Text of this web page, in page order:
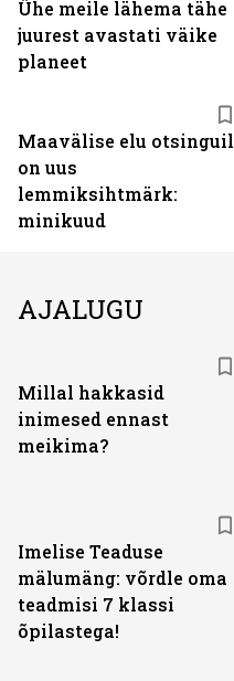
Ühe meile lähema tähe
juurest avastati väike
planeet
Maavälise elu otsinguil
on uus
lemmiksihtmärk:
minikuud
AJALUGU
Millal hakkasid
inimesed ennast
meikima?
Imelise Teaduse
mälumäng: võrdle oma
teadmisi 7 klassi
õpilastega!